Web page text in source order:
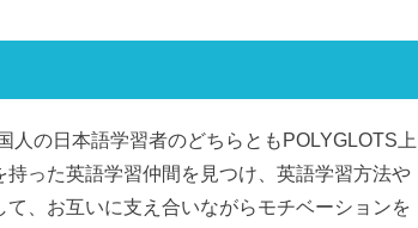
人の日本語学習者のどちらともPOLYGLOTS上
った英語学習仲間を見つけ、英語学習方法や
、お互いに支え合いながらモチベーションを